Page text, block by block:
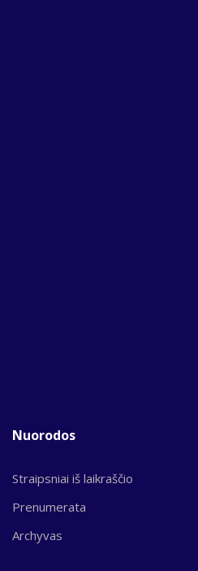
Nuorodos
Straipsniai iš laikraščio
Prenumerata
Archyvas